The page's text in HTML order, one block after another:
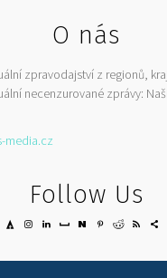
O nás
zpravodajství z regionů,
necenzurované zprávy:
media.cz
Follow Us